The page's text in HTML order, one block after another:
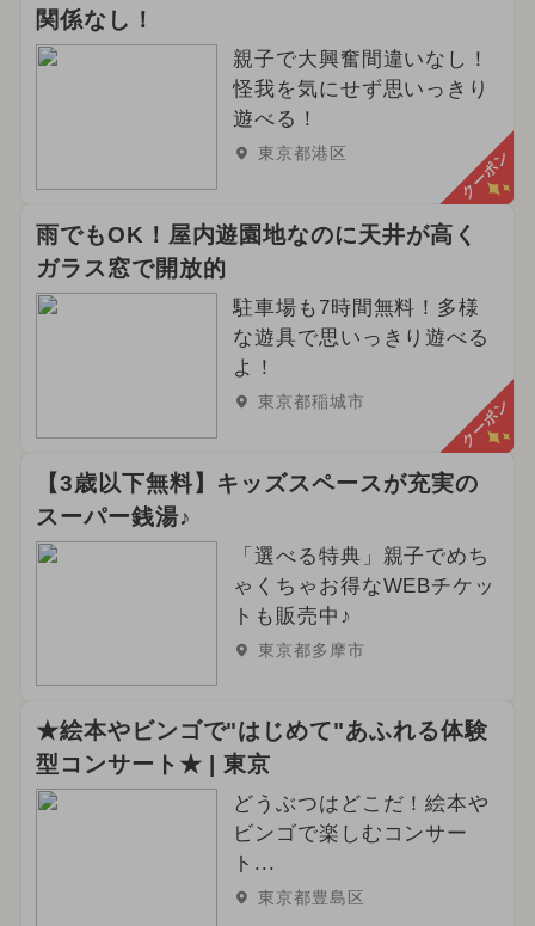
関係なし！
親子で大興奮間違いなし！
怪我を気にせず思いっきり
遊べる！
東京都港区 クーポン
雨でもOK！屋内遊園地なのに天井が高く
ガラス窓で開放的
駐車場も7時間無料！多様
な遊具で思いっきり遊べる
よ！
東京都稲城市 クーポン
【3歳以下無料】キッズスペースが充実の
スーパー銭湯♪
「選べる特典」親子でめち
ゃくちゃお得なWEBチケッ
トも販売中♪
東京都多摩市
★絵本やビンゴで"はじめて"あふれる体験
型コンサート★ | 東京
どうぶつはどこだ！絵本や
ビンゴで楽しむコンサー
ト...
東京都豊島区